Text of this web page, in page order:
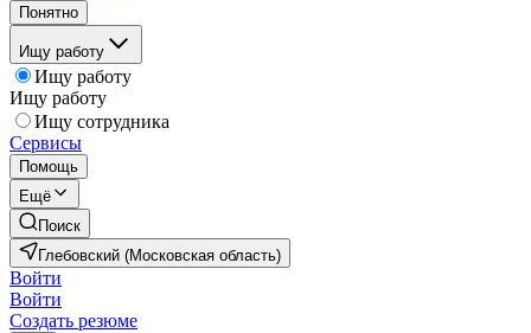
Понятно
Ищу работу
Ищу работу
Ищу работу
Ищу сотрудника
Сервисы
Помощь
Ещё
Поиск
Глебовский (Московская область)
Войти
Войти
Создать резюме